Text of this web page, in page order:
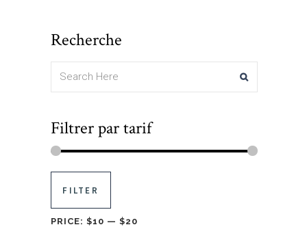
Recherche
Filtrer par tarif
FILTER
PRICE: $10 — $20